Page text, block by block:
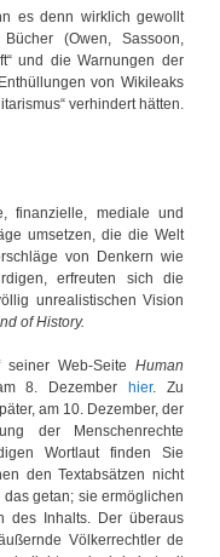
es denn wirklich gewollt
(Owen, Sassoon,
und die Warnungen der
von Wikileaks
verhindert hätten.
finanzielle, mediale und
umsetzen, die die Welt
von Denkern wie
erfreuten sich die
unrealistischen Vision
of History.
Web-Seite Human
8. Dezember hier. Zu
am 10. Dezember, der
der Menschenrechte
Wortlaut finden Sie
den Textabsätzen nicht
getan; sie ermöglichen
des Inhalts. Der überaus
Völkerrechtler de